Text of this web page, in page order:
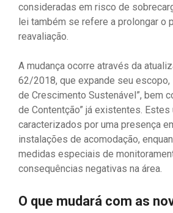
consideradas em risco de
lei também se refere a prolongar o
reavaliação.
A mudança ocorre através da
62/2018, que expande seu escopo,
de Crescimento Sustenável”, bem
de Contentção” já existentes.
caracterizados por uma presença
instalações de acomodação,
medidas especiais de
consequências negativas na área.
O que mudará com as